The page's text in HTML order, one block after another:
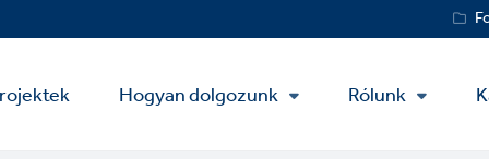
Service
Menu
Hogyan dolgozunk Rólunk